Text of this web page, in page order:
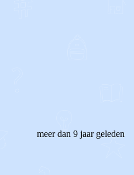
meer dan 9 jaar geleden